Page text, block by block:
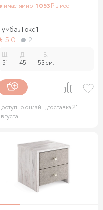
частями от1 053₽ в мес.
Люкс 1
5.0
2
Ш.
51 -
Д.
45 -
В.
53 см.
онлайн, доставка 21